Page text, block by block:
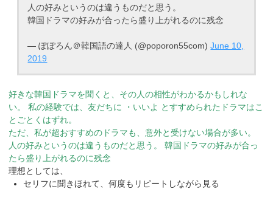
人の好みというのは違うものだと思う。
韓国ドラマの好みが合ったら盛り上がれるのに残念
— ぽぽろん＠韓国語の達人 (@poporon55com)June 10,
2019
好きな韓国ドラマを聞くと、その人の相性がわかるかもしれな
い。
私の経験では、友だちに ・いいよ とすすめられたドラマはこ
とごとくはずれ。
ただ、私が超おすすめのドラマも、意外と受けない場合が多い。
人の好みというのは違うものだと思う。
韓国ドラマの好みが合っ
たら盛り上がれるのに残念
理想としては、
セリフに聞きほれて、何度もリピートしながら見る